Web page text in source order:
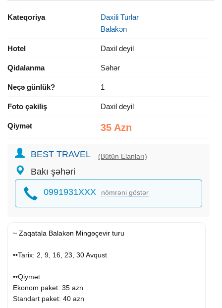
Kateqoriya
Daxili Turlar
Balakən
Hotel Daxil deyil
Qidalanma Səhər
Neçə günlük? 1
Foto çəkiliş Daxil deyil
Qiymət 35 Azn
BEST TRAVEL (Bütün Elanları)
Bakı şəhəri
0991931XXX nömrəni göstər
~ Zaqatala Balakən Mingəçevir turu
••Tarix: 2, 9, 16, 23, 30 Avqust
••Qiymət:
Ekonom paket: 35 azn
Standart paket: 40 azn